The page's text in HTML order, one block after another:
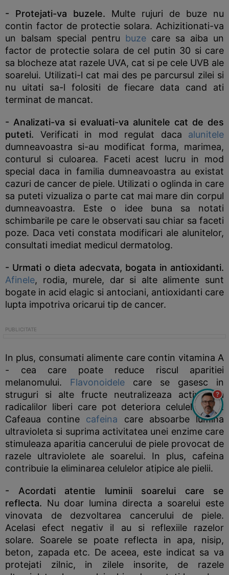
- Protejati-va buzele. Multe rujuri de buze nu
contin factor de protectie solara. Achizitionati-va
un balsam special pentru buze care sa aiba un
factor de protectie solara de cel putin 30 si care
sa blocheze atat razele UVA, cat si pe cele UVB ale
soarelui. Utilizati-l cat mai des pe parcursul zilei si
nu uitati sa-l folositi de fiecare data cand ati
terminat de mancat.
- Analizati-va si evaluati-va alunitele cat de des
puteti. Verificati in mod regulat daca alunitele
dumneavoastra si-au modificat forma, marimea,
conturul si culoarea. Faceti acest lucru in mod
special daca in familia dumneavoastra au existat
cazuri de cancer de piele. Utilizati o oglinda in care
sa puteti vizualiza o parte cat mai mare din corpul
dumneavoastra. Este o idee buna sa notati
schimbarile pe care le observati sau chiar sa faceti
poze. Daca veti constata modificari ale alunitelor,
consultati imediat medicul dermatolog.
- Urmati o dieta adecvata, bogata in antioxidanti.
Afinele, rodia, murele, dar si alte alimente sunt
bogate in acid elagic si antociani, antioxidanti care
lupta impotriva oricarui tip de cancer.
In plus, consumati alimente care contin vitamina A
- cea care poate reduce riscul aparitiei
melanomului. Flavonoidele care se gasesc in
struguri si alte fructe neutralizeaza activitatea
radicalilor liberi care pot deteriora celulele pielii.
Cafeaua contine cafeina care absoarbe lumina
ultravioleta si suprima activitatea unei enzime care
stimuleaza aparitia cancerului de piele provocat de
razele ultraviolete ale soarelui. In plus, cafeina
contribuie la eliminarea celulelor atipice ale pielii.
- Acordati atentie luminii soarelui care se
reflecta. Nu doar lumina directa a soarelui este
vinovata de dezvoltarea cancerului de piele.
Acelasi efect negativ il au si reflexiile razelor
solare. Soarele se poate reflecta in apa, nisip,
beton, zapada etc. De aceea, este indicat sa va
protejati zilnic, in zilele insorite, de razele
?